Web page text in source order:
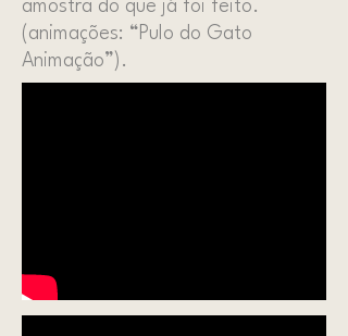
amostra do que já foi feito.
(animações: “Pulo do Gato
Animação”).